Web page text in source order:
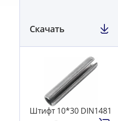
Скачать
Штифт 10*30 DIN1481